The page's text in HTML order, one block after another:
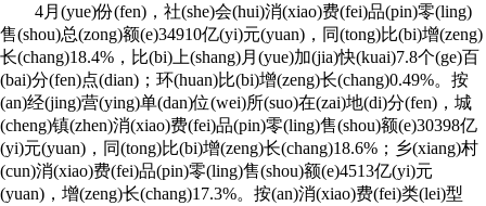
4月(yue)份(fen)，社(she)会(hui)消(xiao)费(fei)品(pin)零(ling)
售(shou)总(zong)额(e)34910亿(yi)元(yuan)，同(tong)比(bi)增(zeng)
长(chang)18.4%，比(bi)上(shang)月(yue)加(jia)快(kuai)7.8个(ge)百
(bai)分(fen)点(dian)；环(huan)比(bi)增(zeng)长(chang)0.49%。按
(an)经(jing)营(ying)单(dan)位(wei)所(suo)在(zai)地(di)分(fen)，城
(cheng)镇(zhen)消(xiao)费(fei)品(pin)零(ling)售(shou)额(e)30398亿
(yi)元(yuan)，同(tong)比(bi)增(zeng)长(chang)18.6%；乡(xiang)村
(cun)消(xiao)费(fei)品(pin)零(ling)售(shou)额(e)4513亿(yi)元
(yuan)，增(zeng)长(chang)17.3%。按(an)消(xiao)费(fei)类(lei)型